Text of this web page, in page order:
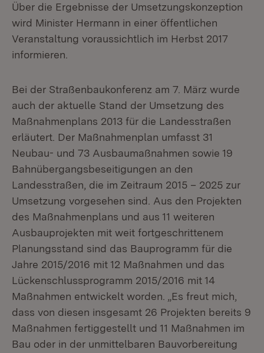
Über die Ergebnisse der Umsetzungskonzeption
wird Minister Hermann in einer öffentlichen
Veranstaltung voraussichtlich im Herbst 2017
informieren.
Bei der Straßenbaukonferenz am 7. März wurde
auch der aktuelle Stand der Umsetzung des
Maßnahmenplans 2013 für die Landesstraßen
erläutert. Der Maßnahmenplan umfasst 31
Neubau- und 73 Ausbaumaßnahmen sowie 19
Bahnübergangsbeseitigungen an den
Landesstraßen, die im Zeitraum 2015 – 2025 zur
Umsetzung vorgesehen sind. Aus den Projekten
des Maßnahmenplans und aus 11 weiteren
Ausbauprojekten mit weit fortgeschrittenem
Planungsstand sind das Bauprogramm für die
Jahre 2015/2016 mit 12 Maßnahmen und das
Lückenschlussprogramm 2015/2016 mit 14
Maßnahmen entwickelt worden. „Es freut mich,
dass von diesen insgesamt 26 Projekten bereits 9
Maßnahmen fertiggestellt und 11 Maßnahmen im
Bau oder in der unmittelbaren Bauvorbereitung